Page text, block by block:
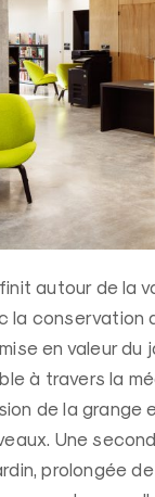
autour de la
la conservation
en valeur du
à travers la
de la grange
Une
prolongée